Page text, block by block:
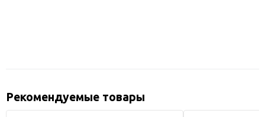
Рекомендуемые товары